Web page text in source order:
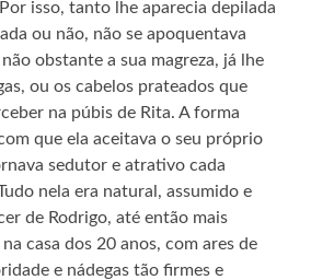
isso, tanto lhe aparecia depilada
ou não, não se apoquentava
obstante a sua magreza, já lhe
ou os cabelos prateados que
na púbis de Rita. A forma
que ela aceitava o seu próprio
sedutor e atrativo cada
nela era natural, assumido e
de Rodrigo, até então mais
casa dos 20 anos, com ares de
e nádegas tão firmes e